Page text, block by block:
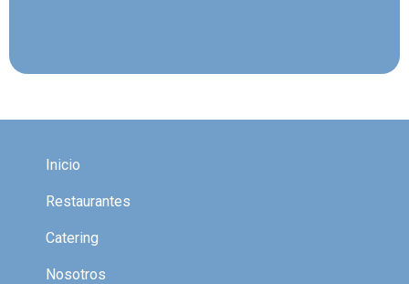
Inicio
Restaurantes
Catering
Nosotros